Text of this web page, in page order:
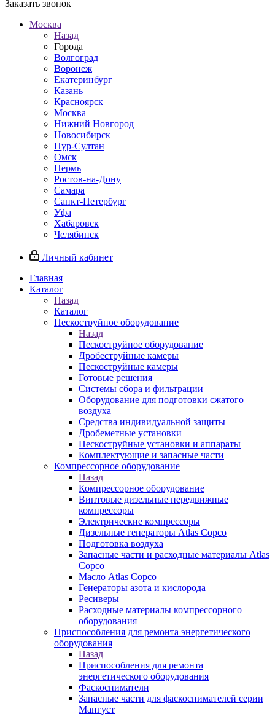
Заказать звонок
Москва
Назад
Города
Волгоград
Воронеж
Екатеринбург
Казань
Красноярск
Москва
Нижний Новгород
Новосибирск
Нур-Султан
Омск
Пермь
Ростов-на-Дону
Самара
Санкт-Петербург
Уфа
Хабаровск
Челябинск
Личный кабинет
Главная
Каталог
Назад
Каталог
Пескоструйное оборудование
Назад
Пескоструйное оборудование
Дробеструйные камеры
Пескоструйные камеры
Готовые решения
Системы сбора и фильтрации
Оборудование для подготовки сжатого
воздуха
Средства индивидуальной защиты
Дробеметные установки
Пескоструйные установки и аппараты
Комплектующие и запасные части
Компрессорное оборудование
Назад
Компрессорное оборудование
Винтовые дизельные передвижные
компрессоры
Электрические компрессоры
Дизельные генераторы Atlas Copco
Подготовка воздуха
Запасные части и расходные материалы Atlas
Copco
Масло Atlas Copco
Генераторы азота и кислорода
Ресиверы
Расходные материалы компрессорного
оборудования
Приспособления для ремонта энергетического
оборудования
Назад
Приспособления для ремонта
энергетического оборудования
Фаскосниматели
Запасные части для фаскоснимателей серии
Мангуст